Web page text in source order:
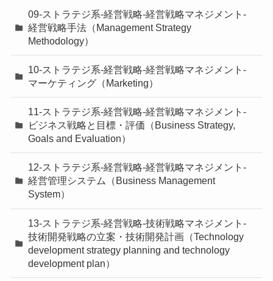
09-ストラテジ系-経営戦略-経営戦略マネジメント-
経営戦略手法（Management Strategy
Methodology）
10-ストラテジ系-経営戦略-経営戦略マネジメント-
マーケティング（Marketing）
11-ストラテジ系-経営戦略-経営戦略マネジメント-
ビジネス戦略と目標・評価（Business Strategy,
Goals and Evaluation）
12-ストラテジ系-経営戦略-経営戦略マネジメント-
経営管理システム（Business Management
System）
13-ストラテジ系-経営戦略-技術戦略マネジメント-
技術開発戦略の立案・技術開発計画（Technology
development strategy planning and technology
development plan）